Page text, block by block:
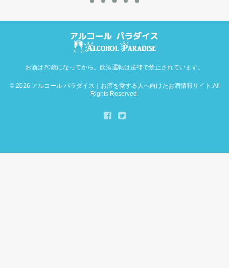
お酒は20歳になってから。飲酒運転は法律で禁止されています。
© 2026 アルコール パラダイス｜お酒を愛する人へ向けたお酒情報サイト .All
Rights Reserved.